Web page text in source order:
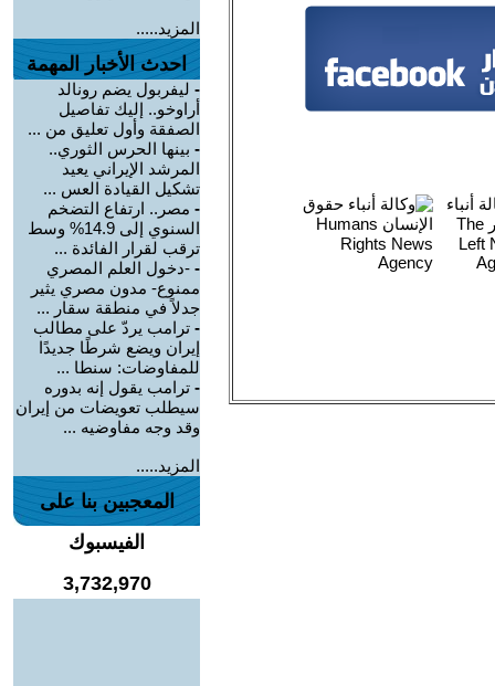
المزيد.....
احدث الأخبار المهمة
- ليفربول يضم رونالد
أراوخو.. إليك تفاصيل
الصفقة وأول تعليق من ...
- بينها الحرس الثوري..
المرشد الإيراني يعيد
تشكيل القيادة العس ...
- مصر.. ارتفاع التضخم
السنوي إلى 14.9% وسط
ترقب لقرار الفائدة ...
- -دخول العلم المصري
ممنوع- مدون مصري يثير
جدلاً في منطقة سقار ...
- ترامب يردّ على مطالب
إيران ويضع شرطًا جديدًا
للمفاوضات: سنطا ...
- ترامب يقول إنه بدوره
سيطلب تعويضات من إيران
وقد وجه مفاوضيه ...
المزيد.....
المعجبين بنا على
الفيسبوك
3,732,970